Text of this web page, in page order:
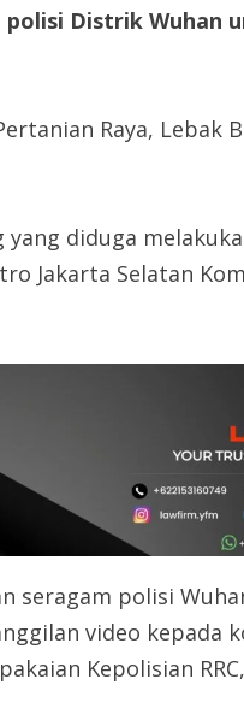
Distrik Wuhan
Raya, Lebak
yang diduga
Jakarta Selatan
seragam polisi
video kepada
Kepolisian